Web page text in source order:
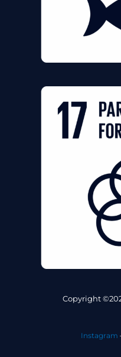
Copyright
Instagram